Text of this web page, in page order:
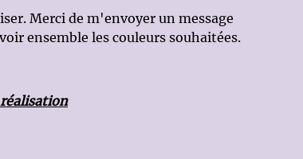
Merci de m'envoyer un message
ensemble les couleurs souhaitées.